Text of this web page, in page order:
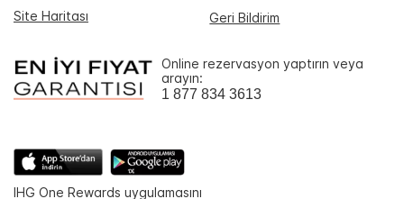
Site Haritası
Geri Bildirim
Online rezervasyon yaptırın veya
arayın:
1 877 834 3613
IHG One Rewards uygulamasını